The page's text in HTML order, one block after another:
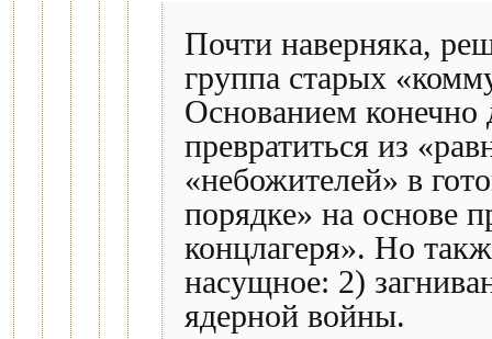
Почти наверняка,
группа старых
Основанием
превратиться из
«небожителей» в
порядке» на основе
концлагеря». Но
насущное: 2)
ядерной войны.